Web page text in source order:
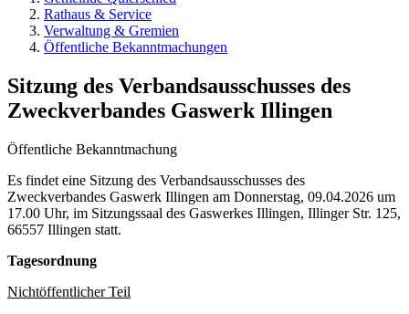
Rathaus & Service
Verwaltung & Gremien
Öffentliche Bekanntmachungen
Sitzung des Verbandsausschusses des
Zweckverbandes Gaswerk Illingen
Öffentliche Bekanntmachung
Es findet eine Sitzung des Verbandsausschusses des
Zweckverbandes Gaswerk Illingen am Donnerstag, 09.04.2026 um
17.00 Uhr, im Sitzungssaal des Gaswerkes Illingen, Illinger Str. 125,
66557 Illingen statt.
Tagesordnung
Nichtöffentlicher Teil